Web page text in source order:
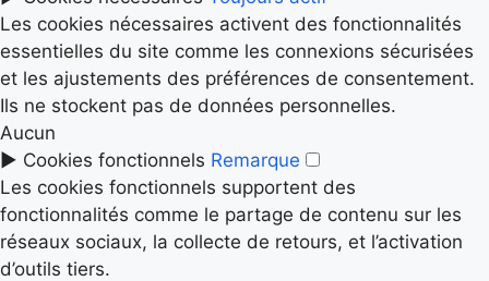
Les cookies nécessaires activent des fonctionnalités
essentielles du site comme les connexions sécurisées
et les ajustements des préférences de consentement.
Ils ne stockent pas de données personnelles.
Aucun
► Cookies fonctionnels Remarque
Les cookies fonctionnels supportent des
fonctionnalités comme le partage de contenu sur les
réseaux sociaux, la collecte de retours, et l’activation
d’outils tiers.